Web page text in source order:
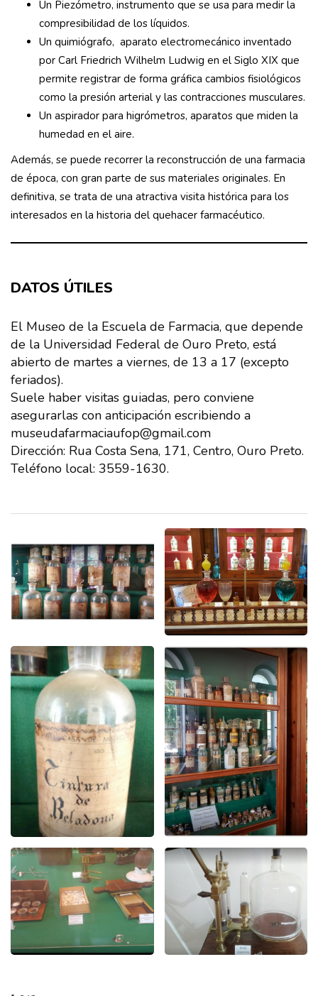
Un Piezómetro, instrumento que se usa para medir la
compresibilidad de los líquidos.
Un quimiógrafo, aparato electromecánico inventado
por Carl Friedrich Wilhelm Ludwig en el Siglo XIX que
permite registrar de forma gráfica cambios fisiológicos
como la presión arterial y las contracciones musculares.​
Un aspirador para higrómetros, aparatos que miden la
humedad en el aire.
Además, se puede recorrer la reconstrucción de una farmacia
de época, con gran parte de sus materiales originales. En
definitiva, se trata de una atractiva visita histórica para los
interesados en la historia del quehacer farmacéutico.
DATOS ÚTILES
El Museo de la Escuela de Farmacia, que depende
de la Universidad Federal de Ouro Preto, está
abierto de martes a viernes, de 13 a 17 (excepto
feriados).
Suele haber visitas guiadas, pero conviene
asegurarlas con anticipación escribiendo a
museudafarmaciaufop@gmail.com
Dirección: Rua Costa Sena, 171, Centro, Ouro Preto.
Teléfono local: 3559-1630.